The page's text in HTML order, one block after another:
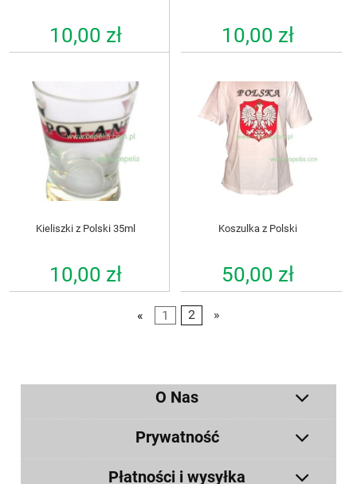
10,00 zł 10,00 zł
Kieliszki z Polski 35ml
10,00 zł
Koszulka z Polski
50,00 zł
« 1 2 »
O Nas
Prywatność
Płatności i wysyłka